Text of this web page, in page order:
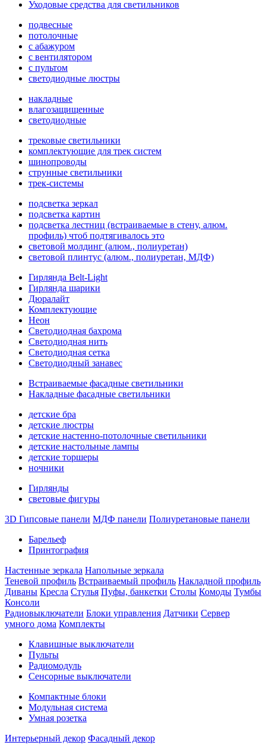
Уходовые средства для светильников
подвесные
потолочные
с абажуром
с вентилятором
с пультом
светодиодные люстры
накладные
влагозащищенные
светодиодные
трековые светильники
комплектующие для трек систем
шинопроводы
струнные светильники
трек-системы
подсветка зеркал
подсветка картин
подсветка лестниц (встраиваемые в стену, алюм.
профиль) чтоб подтягивалось это
световой молдинг (алюм., полиуретан)
световой плинтус (алюм., полиуретан, МДФ)
Гирлянда Belt-Light
Гирлянда шарики
Дюралайт
Комплектующие
Неон
Светодиодная бахрома
Светодиодная нить
Светодиодная сетка
Светодиодный занавес
Встраиваемые фасадные светильники
Накладные фасадные светильники
детские бра
детские люстры
детские настенно-потолочные светильники
детские настольные лампы
детские торшеры
ночники
Гирлянды
световые фигуры
3D Гипсовые панели МДФ панели Полиуретановые панели
Барельеф
Принтография
Настенные зеркала Напольные зеркала
Теневой профиль Встраиваемый профиль Накладной профиль
Диваны Кресла Стулья Пуфы, банкетки Столы Комоды Тумбы
Консоли
Радиовыключатели Блоки управления Датчики Сервер
умного дома Комплекты
Клавишные выключатели
Пульты
Радиомодуль
Сенсорные выключатели
Компактные блоки
Модульная система
Умная розетка
Интерьерный декор Фасадный декор